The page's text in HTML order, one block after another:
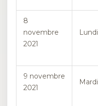
8
novembre
2021
Lundi
9 novembre
2021
Mardi